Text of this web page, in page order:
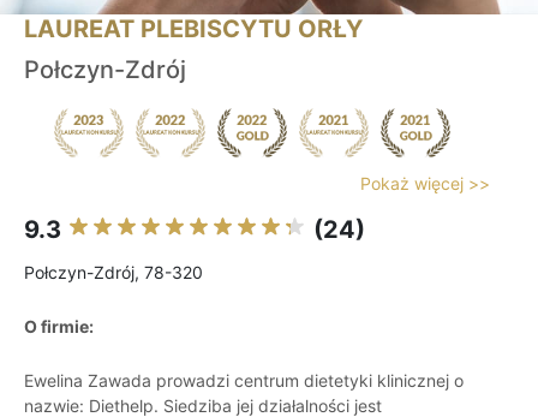
LAUREAT PLEBISCYTU ORŁY
Połczyn-Zdrój
Pokaż więcej >>
9.3 (24)
Połczyn-Zdrój, 78-320
O firmie:
Ewelina Zawada prowadzi centrum dietetyki klinicznej o
nazwie: Diethelp. Siedziba jej działalności jest